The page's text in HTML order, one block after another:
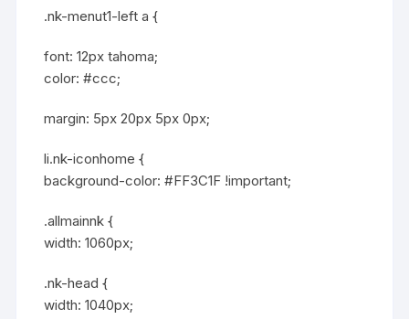
.nk-menut1-left a {
font: 12px tahoma;
color: #ccc;
margin: 5px 20px 5px 0px;
li.nk-iconhome {
background-color: #FF3C1F !important;
.allmainnk {
width: 1060px;
.nk-head {
width: 1040px;